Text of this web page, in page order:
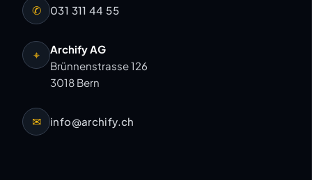
✆ 031 311 44 55
⌖
Archify AG
Brünnenstrasse 126
3018 Bern
✉ info@archify.ch